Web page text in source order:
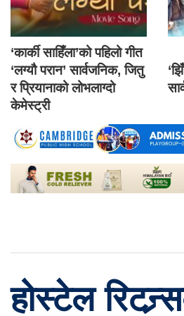
‘कार्की साहिँला’को पहिलो गीत
‘लग्यौ परान’ सार्वजनिक, जितु
र प्रियानाको लोभलाग्दो
केमेस्ट्री
होस्टेल